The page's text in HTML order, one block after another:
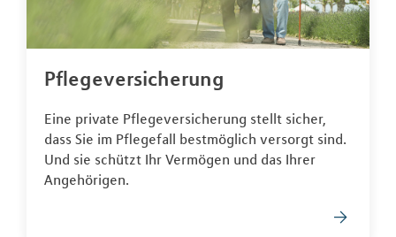
Pflegeversicherung
Eine private Pflegeversicherung stellt sicher,
dass Sie im Pflegefall bestmöglich versorgt sind.
Und sie schützt Ihr Vermögen und das Ihrer
Angehörigen.